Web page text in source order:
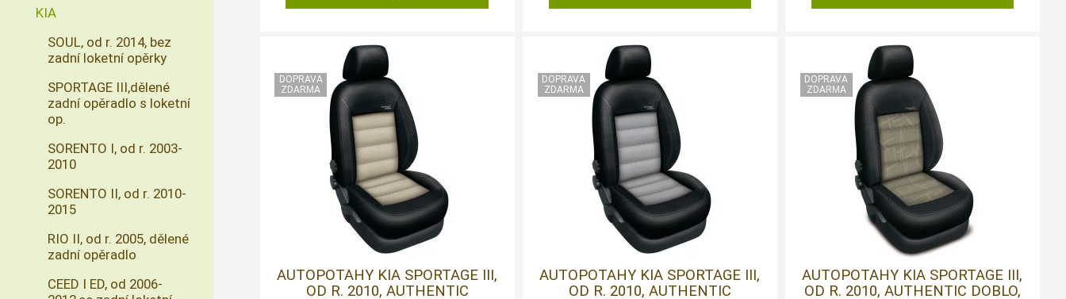
AUTOPOTAHY KIA SPORTAGE III,
OD R. 2010, AUTHENTIC
AUTOPOTAHY KIA SPORTAGE III,
OD R. 2010, AUTHENTIC
AUTOPOTAHY KIA SPORTAGE III,
OD R. 2010, AUTHENTIC DOBLO,
KIA
SOUL, od r. 2014, bez
zadní loketní opěrky
SPORTAGE III,dělené
zadní opěradlo s loketní
op.
SORENTO I, od r. 2003-
2010
SORENTO II, od r. 2010-
2015
RIO II, od r. 2005, dělené
zadní opěradlo
CEED I ED, od 2006-